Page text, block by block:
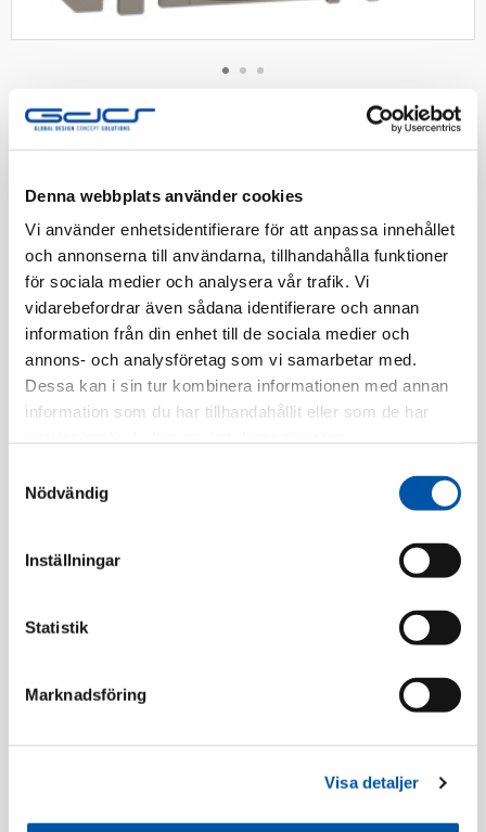
Denna webbplats använder cookies
Vi använder enhetsidentifierare för att anpassa innehållet
och annonserna till användarna, tillhandahålla funktioner
för sociala medier och analysera vår trafik. Vi
vidarebefordrar även sådana identifierare och annan
information från din enhet till de sociala medier och
annons- och analysföretag som vi samarbetar med.
Dessa kan i sin tur kombinera informationen med annan
information som du har tillhandahållit eller som de har
Nödvändig
Inställningar
Statistik
Marknadsföring
Visa detaljer
SCHNEIDER
Exxact Wiser vriddimmer led 0-130
Exxact Vriddimmer med möjlighet att ansluta
neutralledare, styrs via Wiser by SE. Zigbee 3.0. RC 0-
130W RL 0-80W. Vit
Artnr:
1360785
EAN-kod:
3606482232570
Tillv. Artnr:
WDE002961
Finns i lager
Registrera dig
Wiser